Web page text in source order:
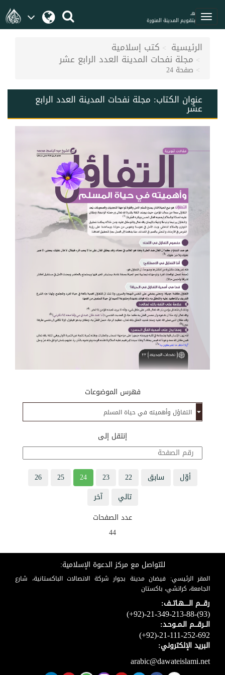
هـ
بتقويم المدينة المنورة
الرئيسية كتب إسلامية
مجلة نفحات المدينة العدد الرابع عشر
صفحة 24
عنوان الكتاب: مجلة نفحات المدينة العدد الرابع
عشر
فهرس الموضوعات
إنتقل إلى
أوّل سابق 22
23
24
25
26
تالي
آخر
عدد الصفحات
44
للتواصل مع مركز الدعوة الإسلامية:
المقر الرئيسي: فيضان مدينة بجوار شركة الاتصالات الباكستانية، شارع
الجامعة، كراتشي، باكستان
رقـــم الـــــهـاتــف:
(+92)-21-349-213-88-(93)
الــرقـــم الـمــوحـد:
(+92)-21-111-252-692
البريد الإلكتروني:
arabic@dawateislami.net